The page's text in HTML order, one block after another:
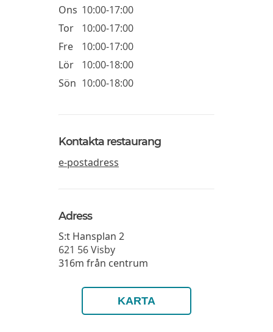
Ons 10:00-17:00
Tor
10:00-17:00
Fre
10:00-17:00
Lör
10:00-18:00
Sön 10:00-18:00
Kontakta restaurang
e-postadress
Adress
S:t Hansplan 2
621 56Visby
316m från centrum
KARTA